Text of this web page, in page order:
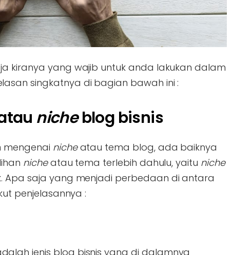
kiranya yang wajib untuk anda lakukan dalam
singkatnya di bagian bawah ini :
nicheblog bisnis
mengenai nicheatau tema blog, ada baiknya
nicheatau tema terlebih dahulu, yaitu niche
Apa saja yang menjadi perbedaan di antara
penjelasannya :
jenis blog bisnis yang di dalamnya